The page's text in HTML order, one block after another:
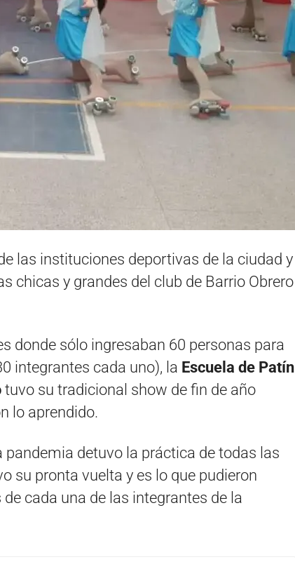
las instituciones deportivas de la ciudad y
chicas y grandes del club de Barrio Obrero
donde sólo ingresaban 60 personas para
integrantes cada uno), la Escuela de Patín
tuvo su tradicional show de fin de año
lo aprendido.
pandemia detuvo la práctica de todas las
su pronta vuelta y es lo que pudieron
cada una de las integrantes de la